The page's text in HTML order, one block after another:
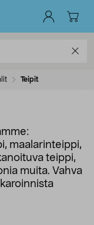
Teipit
maalarinteippi,
teippi,
muita. Vahva